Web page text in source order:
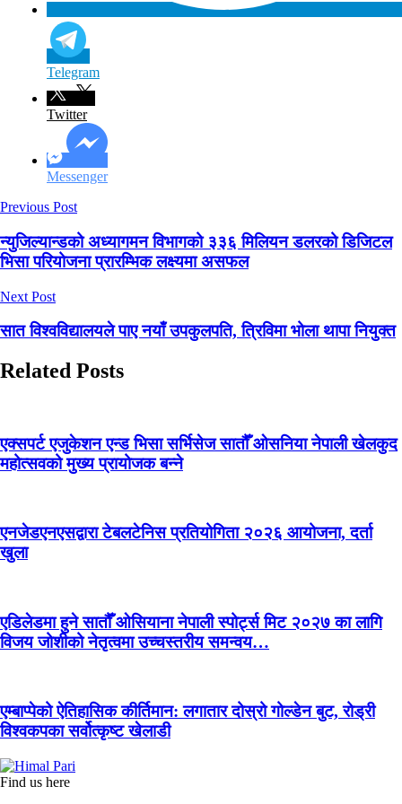
Telegram
Twitter
Messenger
Previous Post
न्युजिल्यान्डको अध्यागमन विभागको ३३६ मिलियन डलरको डिजिटल
भिसा परियोजना प्रारम्भिक लक्ष्यमा असफल
Next Post
सात विश्वविद्यालयले पाए नयाँ उपकुलपति, त्रिविमा भोला थापा नियुक्त
Related Posts
एक्सपर्ट एजुकेशन एन्ड भिसा सर्भिसेज सातौँ ओसनिया नेपाली खेलकुद
महोत्सवको मुख्य प्रायोजक बन्ने
एनजेडएनएसद्वारा टेबलटेनिस प्रतियोगिता २०२६ आयोजना, दर्ता
खुला
एडिलेडमा हुने सातौँ ओसियाना नेपाली स्पोर्ट्स मिट २०२७ का लागि
विजय जोशीको नेतृत्वमा उच्चस्तरीय समन्वय…
एम्बाप्पेको ऐतिहासिक कीर्तिमान: लगातार दोस्रो गोल्डेन बुट, रोड्री
विश्वकपका सर्वोत्कृष्ट खेलाडी
Find us here